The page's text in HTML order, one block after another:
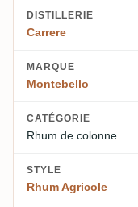
DISTILLERIE
Carrere
MARQUE
Montebello
CATÉGORIE
Rhum de colonne
STYLE
Rhum Agricole